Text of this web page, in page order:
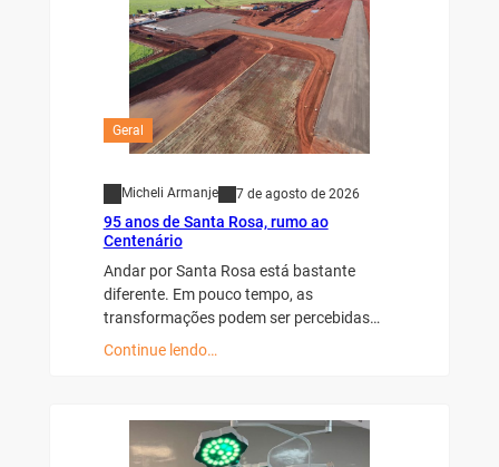
Geral
Micheli Armanje 7 de agosto de 2026
95 anos de Santa Rosa, rumo ao
Centenário
Andar por Santa Rosa está bastante
diferente. Em pouco tempo, as
transformações podem ser percebidas…
Continue lendo…